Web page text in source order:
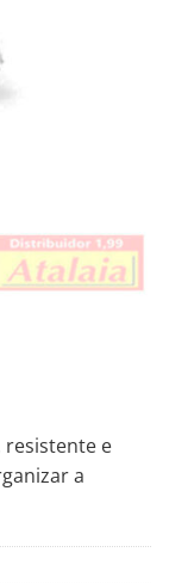
resistente e
a